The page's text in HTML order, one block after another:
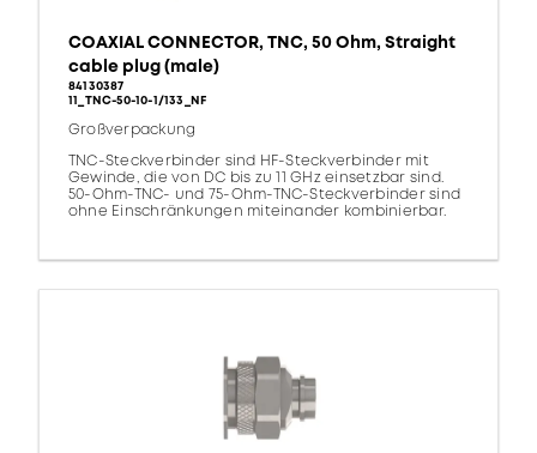
COAXIAL CONNECTOR, TNC, 50 Ohm, Straight
cable plug (male)
84130387
11_TNC-50-10-1/133_NF
Großverpackung
TNC-Steckverbinder sind HF-Steckverbinder mit
Gewinde, die von DC bis zu 11 GHz einsetzbar sind.
50-Ohm-TNC- und 75-Ohm-TNC-Steckverbinder sind
ohne Einschränkungen miteinander kombinierbar.